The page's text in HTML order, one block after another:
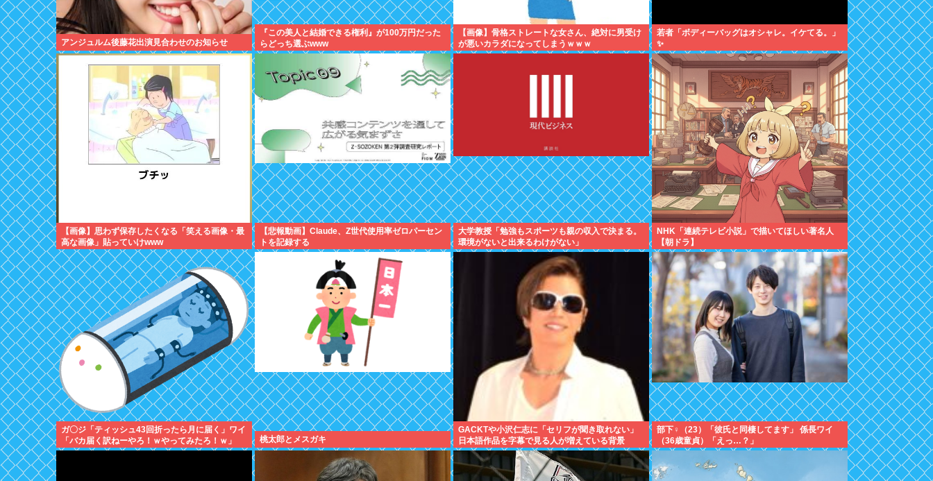
アンジュルム後藤花出演見合わせのお知らせ
『この美人と結婚できる権利』が100万円だった
らどっち選ぶwww
【画像】骨格ストレートな女さん、絶対に男受け
が悪いカラダになってしまうｗｗｗ
若者「ボディーバッグはオシャレ。イケてる。」
✨
【画像】思わず保存したくなる「笑える画像・最
高な画像」貼っていけwww
【悲報動画】Claude、Z世代使用率ゼロパーセン
トを記録する
大学教授「勉強もスポーツも親の収入で決まる。
環境がないと出来るわけがない」
NHK「連続テレビ小説」で描いてほしい著名人
【朝ドラ】
ガ〇ジ「ティッシュ43回折ったら月に届く」ワイ
「バカ届く訳ねーやろ！ｗやってみたろ！ｗ」
桃太郎とメスガキ
GACKTや小沢仁志に「セリフが聞き取れない」
日本語作品を字幕で見る人が増えている背景
部下♀（23）「彼氏と同棲してます」 係長ワイ
（36歳童貞）「えっ…？」